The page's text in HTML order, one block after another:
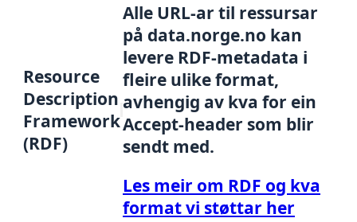
Resource
Description
Framework
(RDF)
Alle URL-ar til ressursar
på data.norge.no kan
levere RDF-metadata i
fleire ulike format,
avhengig av kva for ein
Accept-header som blir
sendt med.
Les meir om RDF og kva
format vi støttar her